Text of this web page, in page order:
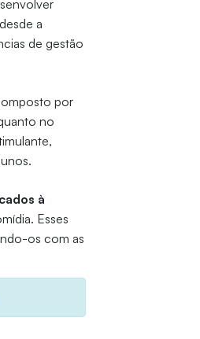
a
de gestão
por
no
à
Esses
os com as